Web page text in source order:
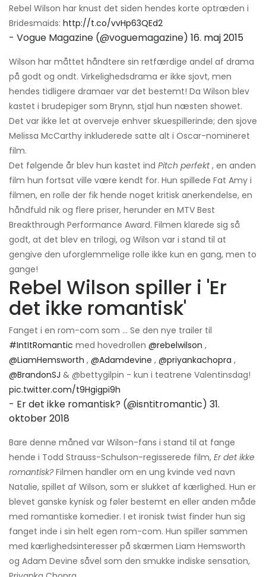
Rebel Wilson har knust det siden hendes korte optræden i
Bridesmaids: http://t.co/vvHp63QEd2
- Vogue Magazine (@voguemagazine) 16. maj 2015
Wilson har måttet håndtere sin retfærdige andel af drama
på godt og ondt. Virkelighedsdrama er ikke sjovt, men
hendes tidligere dramaer var det bestemt! Da Wilson blev
kastet i brudepiger som Brynn, stjal hun næsten showet.
Det var ikke let at overveje enhver skuespillerinde; den sjove
Melissa McCarthy inkluderede satte alt i Oscar-nomineret
film.
Det følgende år blev hun kastet ind Pitch perfekt, en anden
film hun fortsat ville være kendt for. Hun spillede Fat Amy i
filmen, en rolle der fik hende noget kritisk anerkendelse, en
håndfuld nik og flere priser, herunder en MTV Best
Breakthrough Performance Award. Filmen klarede sig så
godt, at det blev en trilogi, og Wilson var i stand til at
gengive den uforglemmelige rolle ikke kun en gang, men to
gange!
Rebel Wilson spiller i 'Er
det ikke romantisk'
Fanget i en rom-com som ... Se den nye trailer til
#IntItRomantic med hovedrollen @rebelwilson ,
@LiamHemsworth , @Adamdevine , @priyankachopra ,
@BrandonSJ & @bettygilpin - kun i teatrene Valentinsdag!
pic.twitter.com/t9Hgigpi9h
- Er det ikke romantisk? (@isntitromantic) 31.
oktober 2018
Bare denne måned var Wilson-fans i stand til at fange
hende i Todd Strauss-Schulson-regisserede film, Er det ikke
romantisk?Filmen handler om en ung kvinde ved navn
Natalie, spillet af Wilson, som er slukket af kærlighed. Hun er
blevet ganske kynisk og føler bestemt en eller anden måde
med romantiske komedier. I et ironisk twist finder hun sig
fanget inde i sin helt egen rom-com. Hun spiller sammen
med kærlighedsinteresser på skærmen Liam Hemsworth
og Adam Devine såvel som den smukke indiske sensation,